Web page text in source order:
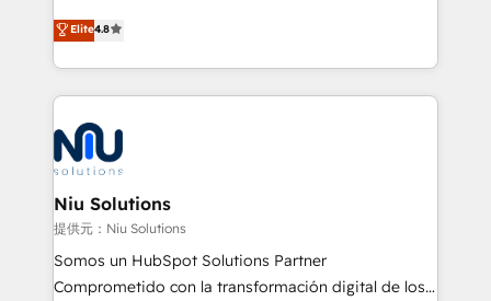
and data-driven campaigns. Winners of the first
Global HEART Award, Yamini Rogan, CEO of
Connect with us to see how we can do better and be
better together 🏆
implementaciones de HubSpot, integraciones API y
optimización de procesos comerciales con IA. Con
más de 6 años de experiencia, hemos liderado 100+
implementaciones conectando HubSpot con SAP,
ERPs, e-commerce, plataformas financieras,
WhatsApp y sistemas logísticos. Nuestro equipo
multicultural trabaja en español, inglés y portugués,
uniendo visión estratégica y excelencia técnica para
generar resultados medibles. Apoyamos a empresas
de construcción, educación, tecnología, retail, e-
commerce, salud, financieras, seguros y servicios,
Elite4.8
Niu Solutions
提供元：Niu Solutions
Somos un HubSpot Solutions Partner
Comprometido con la transformación digital de los